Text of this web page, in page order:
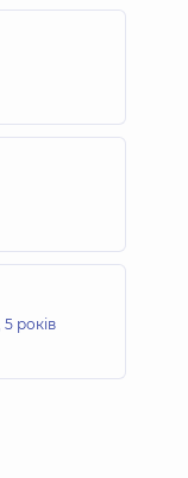
5 років